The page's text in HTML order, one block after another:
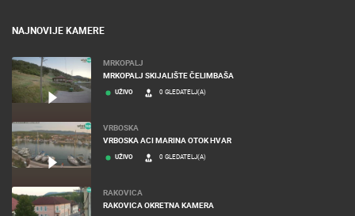
NAJNOVIJE KAMERE
MRKOPALJ
MRKOPALJ SKIJALIŠTE ČELIMBAŠA
UŽIVO 0 GLEDATELJ(A)
VRBOSKA
VRBOSKA ACI MARINA OTOK HVAR
UŽIVO 0 GLEDATELJ(A)
RAKOVICA
RAKOVICA OKRETNA KAMERA